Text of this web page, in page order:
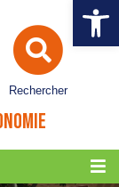
Ouvrir
Rechercher